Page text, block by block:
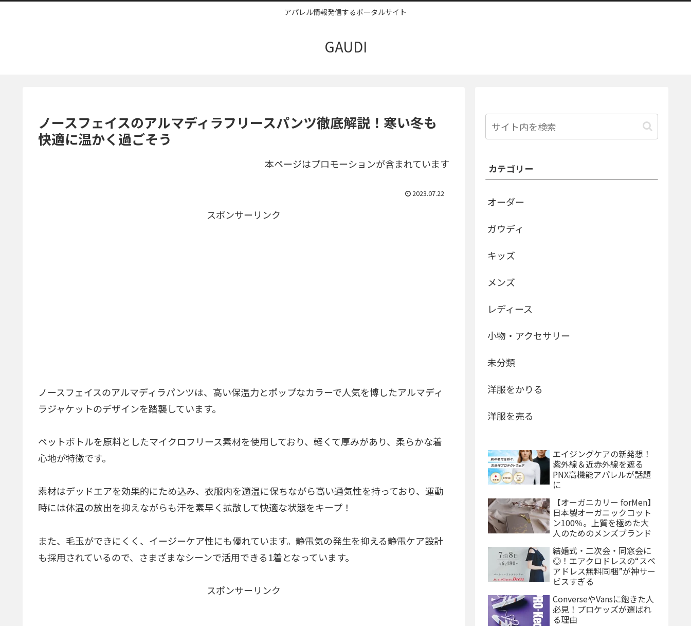
アパレル情報発信するポータルサイト
GAUDI
ノースフェイスのアルマディラフリースパンツ徹底解説！寒い冬も
快適に温かく過ごそう
本ページはプロモーションが含まれています
2023.07.22
スポンサーリンク
ノースフェイスのアルマディラパンツは、高い保温力とポップなカラーで人気を博したアルマディ
ラジャケットのデザインを踏襲しています。
ペットボトルを原料としたマイクロフリース素材を使用しており、軽くて厚みがあり、柔らかな着
心地が特徴です。
素材はデッドエアを効果的にため込み、衣服内を適温に保ちながら高い通気性を持っており、運動
時には体温の放出を抑えながらも汗を素早く拡散して快適な状態をキープ！
また、毛玉ができにくく、イージーケア性にも優れています。静電気の発生を抑える静電ケア設計
も採用されているので、さまざまなシーンで活用できる1着となっています。
スポンサーリンク
カテゴリー
オーダー
ガウディ
キッズ
メンズ
レディース
小物・アクセサリー
未分類
洋服をかりる
洋服を売る
エイジングケアの新発想！
紫外線＆近赤外線を遮る
PNX高機能アパレルが話題
に
【オーガニカリー forMen】
日本製オーガニックコット
ン100％。上質を極めた大
人のためのメンズブランド
結婚式・二次会・同窓会に
◎！エアクロドレスの“スペ
アドレス無料同梱”が神サー
ビスすぎる
ConverseやVansに飽きた人
必見！プロケッズが選ばれ
る理由